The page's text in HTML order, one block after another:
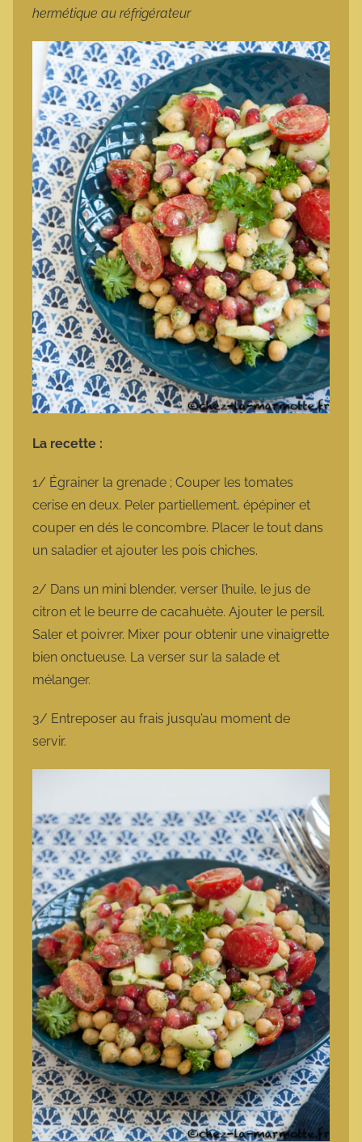
hermétique au réfrigérateur
La recette :
1/ Égrainer la grenade ; Couper les tomates
cerise en deux. Peler partiellement, épépiner et
couper en dés le concombre. Placer le tout dans
un saladier et ajouter les pois chiches.
2/ Dans un mini blender, verser l’huile, le jus de
citron et le beurre de cacahuète. Ajouter le persil.
Saler et poivrer. Mixer pour obtenir une vinaigrette
bien onctueuse. La verser sur la salade et
mélanger.
3/ Entreposer au frais jusqu’au moment de
servir.